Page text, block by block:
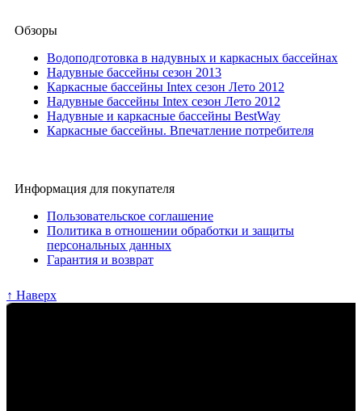
Обзоры
Водоподготовка в надувных и каркасных бассейнах
Надувные бассейны сезон 2013
Каркасные бассейны Intex сезон Лето 2012
Надувные бассейны Intex сезон Лето 2012
Надувные и каркасные бассейны BestWay
Каркасные бассейны. Впечатление потребителя
Информация для покупателя
Пользовательское соглашение
Политика в отношении обработки и защиты
персональных данных
Гарантия и возврат
↑ Наверх